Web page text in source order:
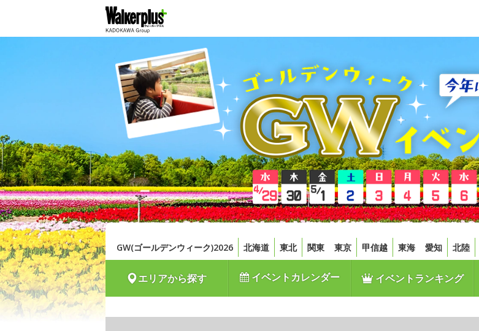
GW(ゴールデンウィーク)2026 北海道 東北 関東 東京 甲信越 東海 愛知 北陸
エリアから探す イベントカレンダー イベントランキング